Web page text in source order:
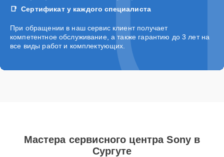
Сертификат у каждого специалиста
При обращении в наш сервис клиент получает
компетентное обслуживание, а также гарантию до 3 лет на
все виды работ и комплектующих.
Мастера сервисного центра Sony в
Сургуте